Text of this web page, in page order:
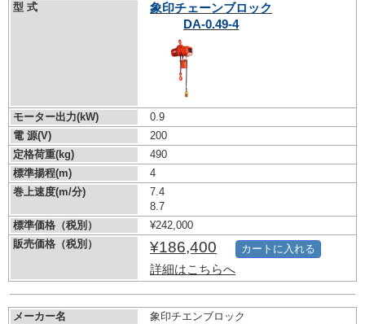
型 式
象印チェーンブロック
DA-0.49-4
モーター出力(kW)
0.9
電 源(V)
200
定格荷重(kg)
490
標準揚程(m)
4
巻上速度(m/分)
7.4
8.7
標準価格（税別）
¥242,000
販売価格（税別）
¥186,400
詳細はこちらへ
カートに入れる
メーカー名
象印チエンブロック